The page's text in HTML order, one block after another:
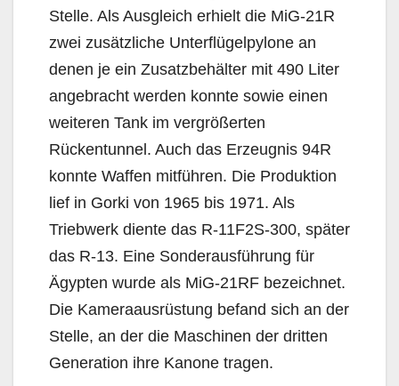
Stelle. Als Ausgleich erhielt die MiG-21R
zwei zusätzliche Unterflügelpylone an
denen je ein Zusatzbehälter mit 490 Liter
angebracht werden konnte sowie einen
weiteren Tank im vergrößerten
Rückentunnel. Auch das Erzeugnis 94R
konnte Waffen mitführen. Die Produktion
lief in Gorki von 1965 bis 1971. Als
Triebwerk diente das R-11F2S-300, später
das R-13. Eine Sonderausführung für
Ägypten wurde als MiG-21RF bezeichnet.
Die Kameraausrüstung befand sich an der
Stelle, an der die Maschinen der dritten
Generation ihre Kanone tragen.